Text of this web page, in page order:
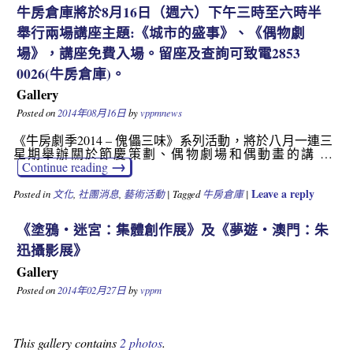
牛房倉庫將於8月16日（週六）下午三時至六時半
舉行兩場講座主題:《城市的盛事》、《偶物劇
場》，講座免費入場。留座及查詢可致電2853
0026(牛房倉庫)。
Gallery
Posted on 2014年08月16日byvppmnews
《牛房劇季2014 – 傀儡三味》系列活動，將於八月一連三
星期舉辦關於節慶策劃、偶物劇場和偶動畫的講 …
Continue reading→
Posted in 文化, 社團消息, 藝術活動| Tagged 牛房倉庫| Leave a reply
《塗鴉・迷宮：集體創作展》及《夢遊・澳門：朱
迅攝影展》
Gallery
Posted on 2014年02月27日byvppm
This gallery contains 2 photos.